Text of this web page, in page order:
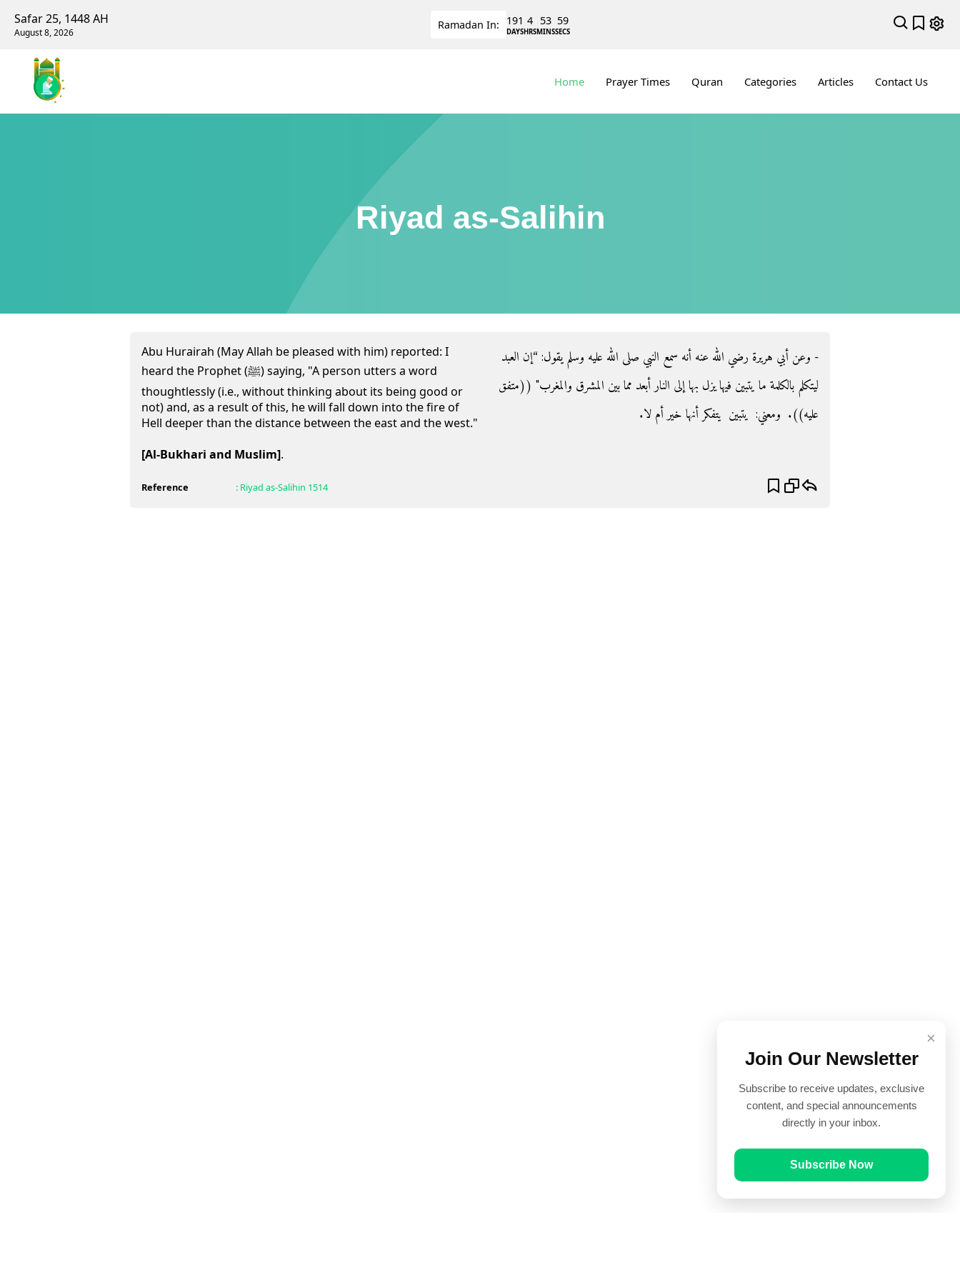
Safar 25, 1448 AH
August 8, 2026
Ramadan In: 191
DAYS
4
HRS
53
MINS
58
SECS
Home Prayer Times Quran Categories Articles Contact Us
Riyad as-Salihin
Abu Hurairah (May Allah be pleased with him) reported: I
heard the Prophet (ﷺ) saying, "A person utters a word
thoughtlessly (i.e., without thinking about its being good or
not) and, as a result of this, he will fall down into the fire of
Hell deeper than the distance between the east and the west."
[Al-Bukhari and Muslim].
- وعن أبي هريرة رضي الله عنه أنه سمع النبي صلى الله عليه وسلم يقول‏:‏ “إن العبد
ليتكلم بالكلمة ما يتبين فيها يزل بها إلى النار أبعد مما بين المشرق والمغرب‏"‏ ‏(‏‏(‏متفق
عليه‏)‏‏)‏‏.‏ ‏ ‏ومعني‏:‏ ‏ ‏يتبين‏ ‏ يتفكر أنها خير أم لا.‏
Reference : Riyad as-Salihin 1514
×
Join Our Newsletter
Subscribe to receive updates, exclusive
content, and special announcements
directly in your inbox.
Subscribe Now